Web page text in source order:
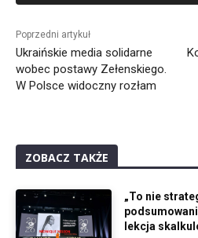
Poprzedni artykuł
Ukraińskie media solidarne
wobec postawy Zełenskiego.
W Polsce widoczny rozłam
ZOBACZ TAKŻE
„To nie
lekcja